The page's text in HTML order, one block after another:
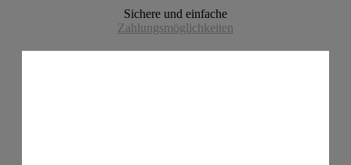
Sichere und einfache
Zahlungsmöglichkeiten